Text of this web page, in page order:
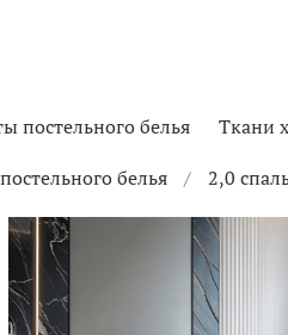
постельного белья Ткани
белья 2,0